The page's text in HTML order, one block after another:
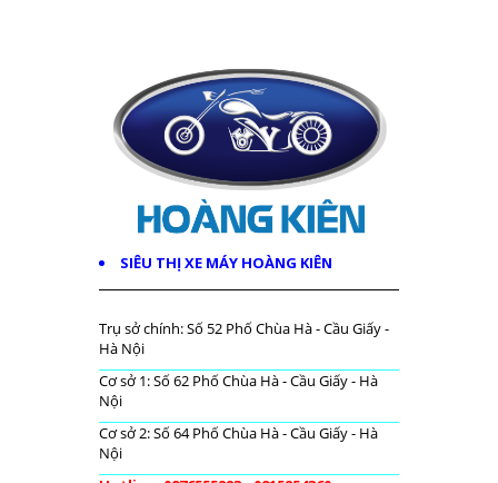
SIÊU THỊ XE MÁY HOÀNG KIÊN
Trụ sở chính: Số 52 Phố Chùa Hà - Cầu Giấy -
Hà Nội
Cơ sở 1: Số 62 Phố Chùa Hà - Cầu Giấy - Hà
Nội
Cơ sở 2: Số 64 Phố Chùa Hà - Cầu Giấy - Hà
Nội